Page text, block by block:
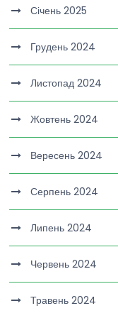
Січень 2025
Грудень 2024
Листопад 2024
Жовтень 2024
Вересень 2024
Серпень 2024
Липень 2024
Червень 2024
Травень 2024